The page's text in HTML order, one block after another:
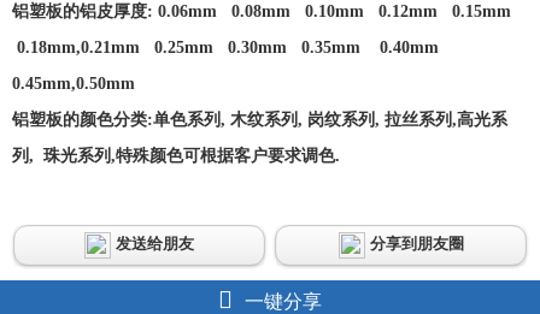
铝塑板的铝皮厚度: 0.06mm 0.08mm 0.10mm 0.12mm 0.15mm
0.18mm,0.21mm 0.25mm 0.30mm 0.35mm 0.40mm
0.45mm,0.50mm
铝塑板的颜色分类:单色系列, 木纹系列, 岗纹系列, 拉丝系列,高光系
列, 珠光系列,特殊颜色可根据客户要求调色.
发送给朋友 分享到朋友圈
一键分享